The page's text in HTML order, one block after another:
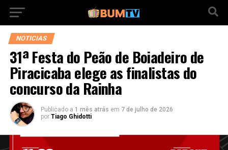
NOTICIAS
31ª Festa do Peão de Boiadeiro de
Piracicaba elege as finalistas do
concurso da Rainha
Publicado a 1 mês atrás em 7 de julho de 2026
por Tiago Ghidotti